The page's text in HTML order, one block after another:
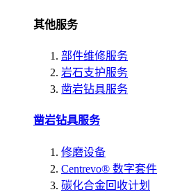
其他服务
部件维修服务
岩石支护服务
凿岩钻具服务
凿岩钻具服务
修磨设备
Centrevo® 数字套件
碳化合金回收计划